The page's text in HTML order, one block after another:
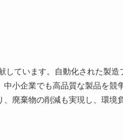
ています。自動化された製造
小企業でも高品質な製品を競
廃棄物の削減も実現し、環境